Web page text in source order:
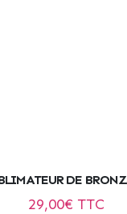
DE
29,00€ TTC